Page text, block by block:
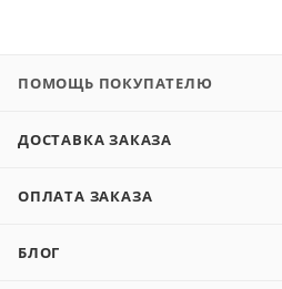
ПОМОЩЬ ПОКУПАТЕЛЮ
ДОСТАВКА ЗАКАЗА
ОПЛАТА ЗАКАЗА
БЛОГ